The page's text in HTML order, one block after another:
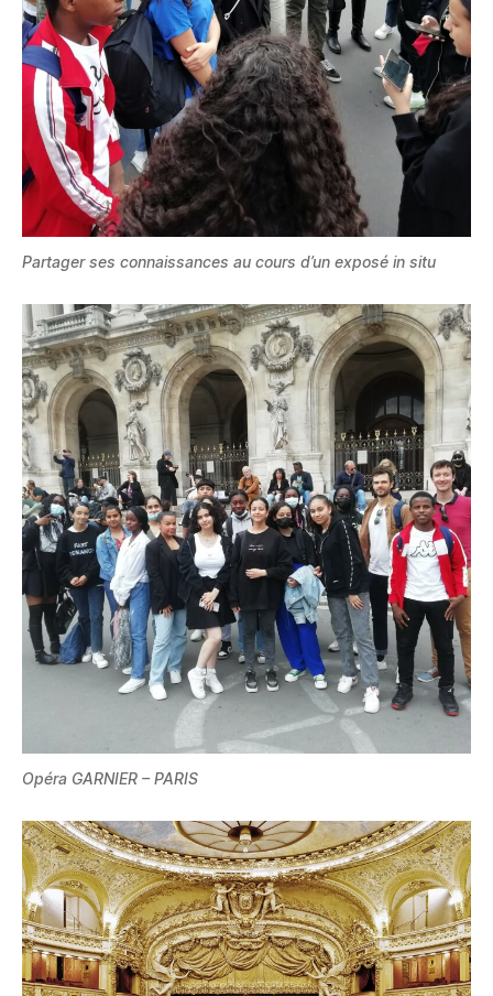
Partager ses connaissances au cours d’un exposé in situ
Opéra GARNIER – PARIS